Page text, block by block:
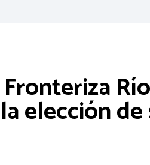
elección de